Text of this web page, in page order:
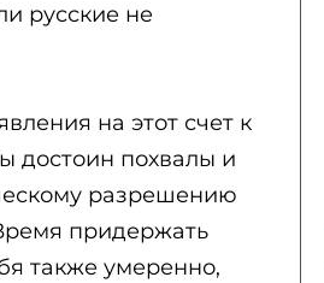
русские не
на этот счет к
достоин похвалы и
разрешению
придержать
также умеренно,